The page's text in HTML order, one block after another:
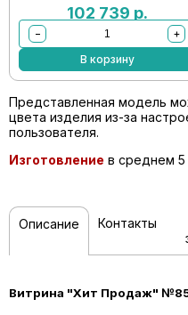
102 739 р.
−
+
В корзину
Представленная модель
цвета изделия из-за
пользователя.
Изготовление в среднем 5
Описание Контакты
Витрина "Хит Продаж"